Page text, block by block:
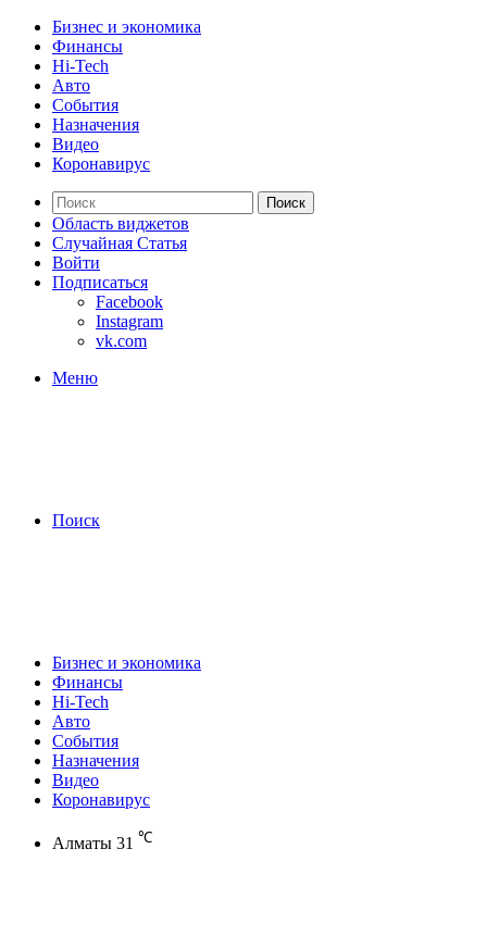
Бизнес и экономика
Финансы
Hi-Tech
Авто
События
Назначения
Видео
Коронавирус
Поиск
Область виджетов
Случайная Статья
Войти
Подписаться
Facebook
Instagram
vk.com
Меню
Поиск
Бизнес и экономика
Финансы
Hi-Tech
Авто
События
Назначения
Видео
Коронавирус
Алматы 31 ℃